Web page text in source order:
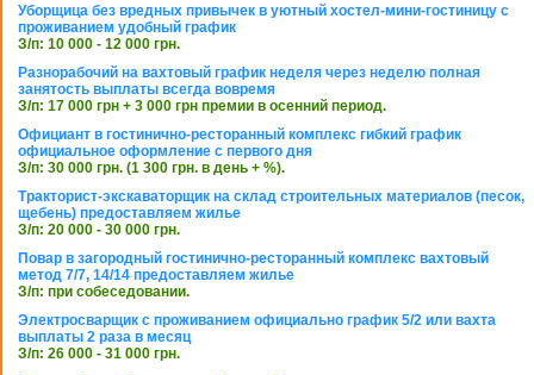
Уборщица без вредных привычек в уютный хостел-мини-гостиницу с
проживанием удобный график
З/п: 10 000 - 12 000 грн.
Разнорабочий на вахтовый график неделя через неделю полная
занятость выплаты всегда вовремя
З/п: 17 000 грн + 3 000 грн премии в осенний период.
Официант в гостинично-ресторанный комплекс гибкий график
официальное оформление с первого дня
З/п: 30 000 грн. (1 300 грн. в день + %).
Тракторист-экскаваторщик на склад строительных материалов (песок,
щебень) предоставляем жилье
З/п: 20 000 - 30 000 грн.
Повар в загородный гостинично-ресторанный комплекс вахтовый
метод 7/7, 14/14 предоставляем жилье
З/п: при собеседовании.
Электросварщик с проживанием официально график 5/2 или вахта
выплаты 2 раза в месяц
З/п: 26 000 - 31 000 грн.